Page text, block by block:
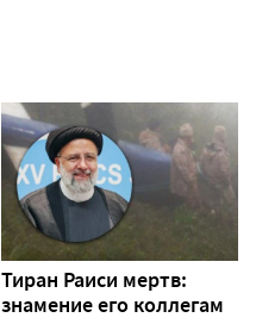
Тиран Раиси мертв:
знамение его коллегам